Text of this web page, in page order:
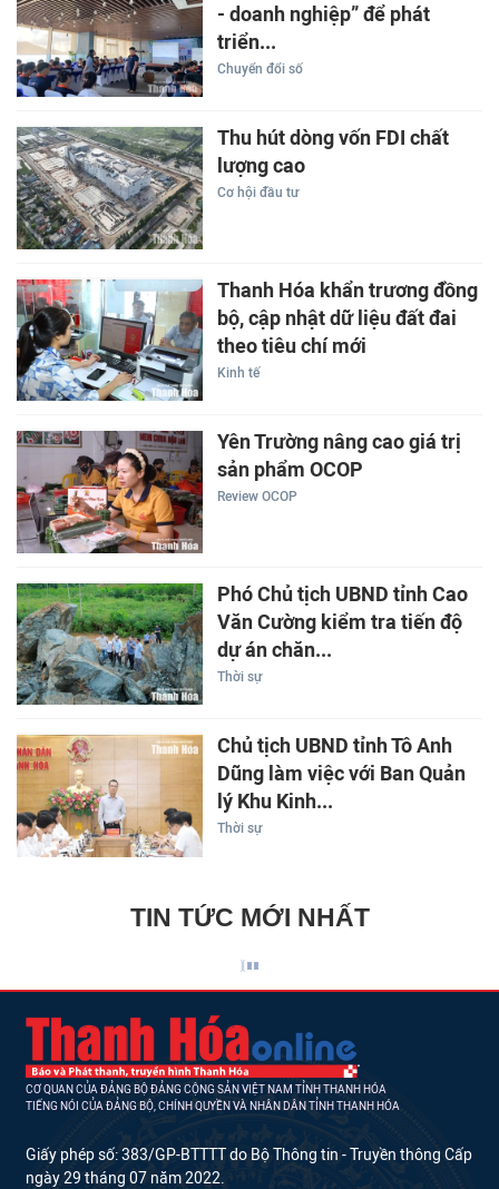
- doanh nghiệp” để phát
triển...
Chuyển đổi số
Thu hút dòng vốn FDI chất
lượng cao
Cơ hội đầu tư
Thanh Hóa khẩn trương đồng
bộ, cập nhật dữ liệu đất đai
theo tiêu chí mới
Kinh tế
Yên Trường nâng cao giá trị
sản phẩm OCOP
Review OCOP
Phó Chủ tịch UBND tỉnh Cao
Văn Cường kiểm tra tiến độ
dự án chăn...
Thời sự
Chủ tịch UBND tỉnh Tô Anh
Dũng làm việc với Ban Quản
lý Khu Kinh...
Thời sự
TIN TỨC MỚI NHẤT
CƠ QUAN CỦA ĐẢNG BỘ ĐẢNG CỘNG SẢN VIỆT NAM TỈNH THANH HÓA
TIẾNG NÓI CỦA ĐẢNG BỘ, CHÍNH QUYỀN VÀ NHÂN DÂN TỈNH THANH HÓA
Giấy phép số: 383/GP-BTTTT do Bộ Thông tin - Truyền thông Cấp
ngày 29 tháng 07 năm 2022.